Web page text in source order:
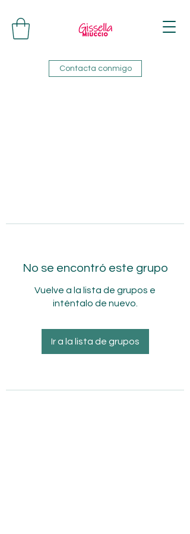
Contacta conmigo
No se encontró este grupo
Vuelve a la lista de grupos e
inténtalo de nuevo.
Ir a la lista de grupos